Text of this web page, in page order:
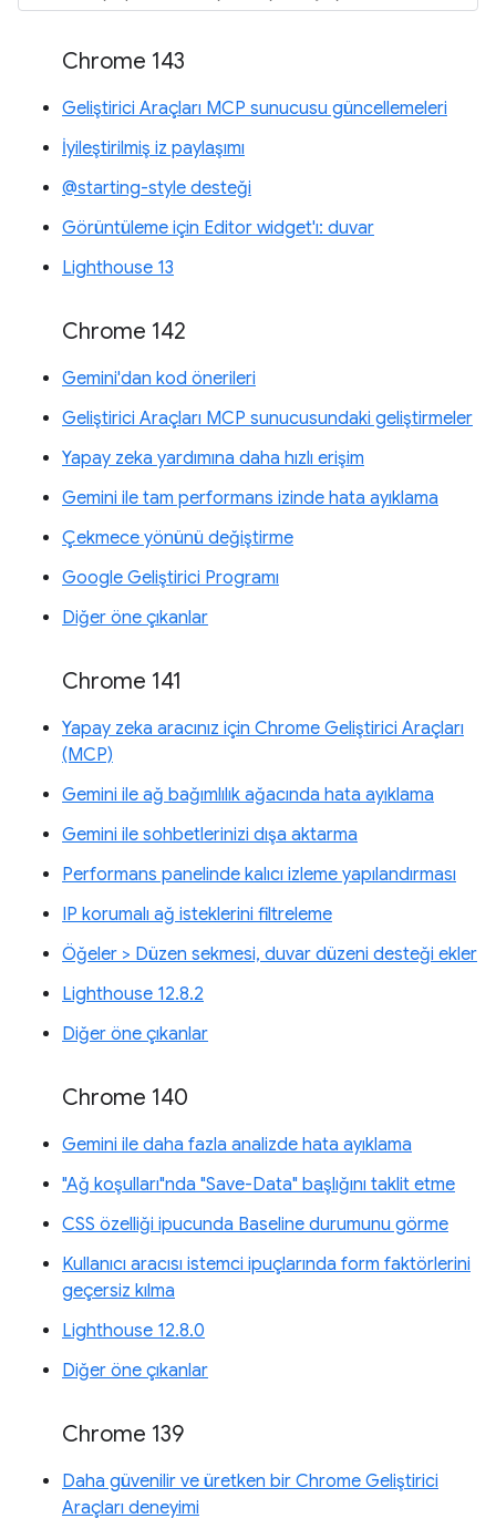
Chrome 143
Geliştirici Araçları MCP sunucusu güncellemeleri
İyileştirilmiş iz paylaşımı
@starting-style desteği
Görüntüleme için Editor widget'ı: duvar
Lighthouse 13
Chrome 142
Gemini'dan kod önerileri
Geliştirici Araçları MCP sunucusundaki geliştirmeler
Yapay zeka yardımına daha hızlı erişim
Gemini ile tam performans izinde hata ayıklama
Çekmece yönünü değiştirme
Google Geliştirici Programı
Diğer öne çıkanlar
Chrome 141
Yapay zeka aracınız için Chrome Geliştirici Araçları
(MCP)
Gemini ile ağ bağımlılık ağacında hata ayıklama
Gemini ile sohbetlerinizi dışa aktarma
Performans panelinde kalıcı izleme yapılandırması
IP korumalı ağ isteklerini filtreleme
Öğeler > Düzen sekmesi, duvar düzeni desteği ekler
Lighthouse 12.8.2
Diğer öne çıkanlar
Chrome 140
Gemini ile daha fazla analizde hata ayıklama
"Ağ koşulları"nda "Save-Data" başlığını taklit etme
CSS özelliği ipucunda Baseline durumunu görme
Kullanıcı aracısı istemci ipuçlarında form faktörlerini
geçersiz kılma
Lighthouse 12.8.0
Diğer öne çıkanlar
Chrome 139
Daha güvenilir ve üretken bir Chrome Geliştirici
Araçları deneyimi